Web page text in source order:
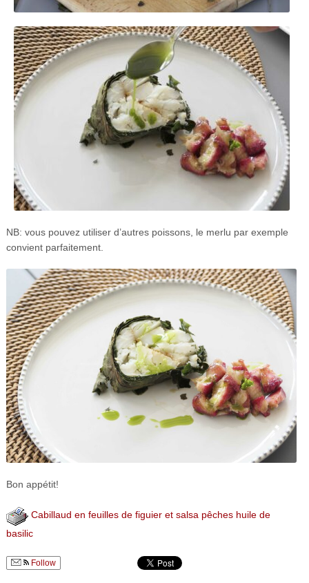
NB: vous pouvez utiliser d’autres poissons, le merlu par exemple
convient parfaitement.
Bon appétit!
Cabillaud en feuilles de figuier et salsa pêches huile de
basilic
Follow